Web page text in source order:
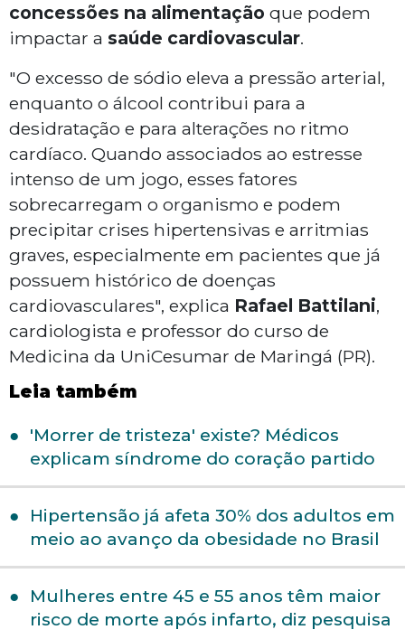
concessões na alimentação que podem
impactar a saúde cardiovascular.
"O excesso de sódio eleva a pressão arterial,
enquanto o álcool contribui para a
desidratação e para alterações no ritmo
cardíaco. Quando associados ao estresse
intenso de um jogo, esses fatores
sobrecarregam o organismo e podem
precipitar crises hipertensivas e arritmias
graves, especialmente em pacientes que já
possuem histórico de doenças
cardiovasculares", explica Rafael Battilani,
cardiologista e professor do curso de
Medicina da UniCesumar de Maringá (PR).
Leia também
'Morrer de tristeza' existe? Médicos
explicam síndrome do coração partido
Hipertensão já afeta 30% dos adultos em
meio ao avanço da obesidade no Brasil
Mulheres entre 45 e 55 anos têm maior
risco de morte após infarto, diz pesquisa